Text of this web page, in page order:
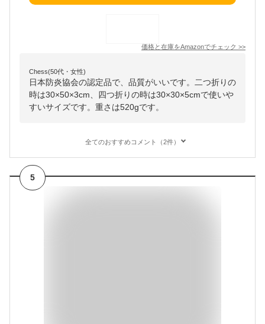
価格と在庫をAmazonでチェック >>
Chess(50代・女性)
日本防炎協会の認定品で、品質がいいです。二つ折りの
時は30×50×3cm、四つ折りの時は30×30×5cmで使いや
すいサイズです。重さは520gです。
全てのおすすめコメント（2件）
5